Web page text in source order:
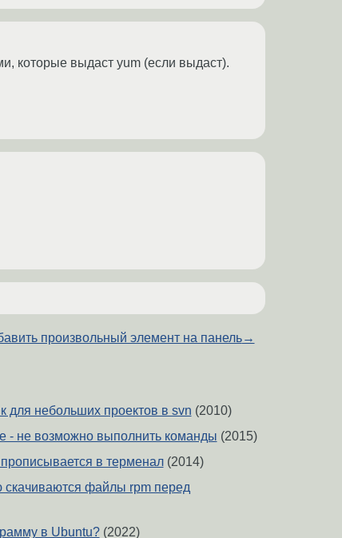
которые выдаст yum (если выдаст).
произвольный элемент на панель→
для небольших проектов в svn (2010)
- не возможно выполнить команды (2015)
в терменал(2014)
скачиваются файлы rpm перед
в Ubuntu?(2022)